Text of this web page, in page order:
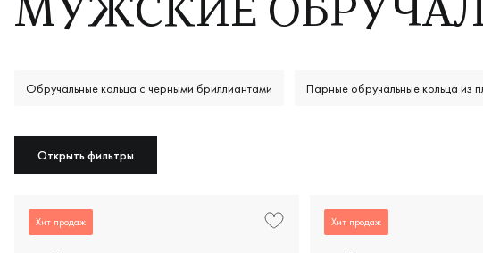
МУЖСКИЕ
Обручальные кольца с черными бриллиантами Парные обручальные кольца из
Белое обручальное кольцо женское
Открыть фильтры
Хит продаж Хит продаж